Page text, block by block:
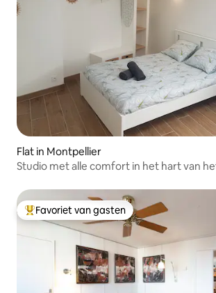
Flat in Montpellier
Studio met alle comfort in het hart van
Topfavoriet van gasten
Favoriet van gasten